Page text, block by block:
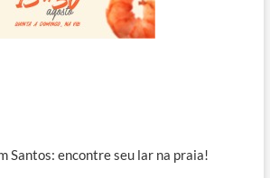
Santos: encontre seu lar na praia!